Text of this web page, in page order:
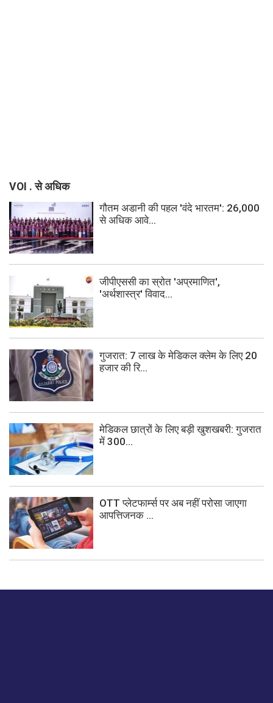
VOI . से अधिक
गौतम अडानी की पहल 'वंदे भारतम': 26,000
से अधिक आवे...
जीपीएससी का स्रोत 'अप्रमाणित',
'अर्थशास्त्र' विवाद...
गुजरात: 7 लाख के मेडिकल क्लेम के लिए 20
हजार की रि...
मेडिकल छात्रों के लिए बड़ी खुशखबरी: गुजरात
में 300...
OTT प्लेटफार्म्स पर अब नहीं परोसा जाएगा
आपत्तिजनक ...